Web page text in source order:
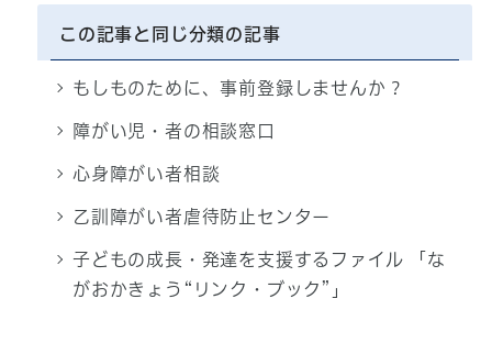
この記事と同じ分類の記事
もしものために、事前登録しませんか？
障がい児・者の相談窓口
心身障がい者相談
乙訓障がい者虐待防止センター
子どもの成長・発達を支援するファイル 「な
がおかきょう“リンク・ブック”」